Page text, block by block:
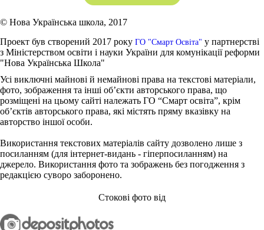
© Нова Українська школа, 2017
Проект був створений 2017 року ГО "Смарт Освіта" у партнерстві
з Міністерством освіти і науки України для комунікації реформи
"Нова Українська Школа"
Усі виключні майнові й немайнові права на текстові матеріали,
фото, зображення та інші об’єкти авторського права, що
розміщені на цьому сайті належать ГО “Смарт освіта”, крім
об’єктів авторського права, які містять пряму вказівку на
авторство іншої особи.
Використання текстових матеріалів сайту дозволено лише з
посиланням (для інтернет-видань - гіперпосиланням) на
джерело. Використання фото та зображень без погодження з
редакцією суворо заборонено.
Стокові фото від